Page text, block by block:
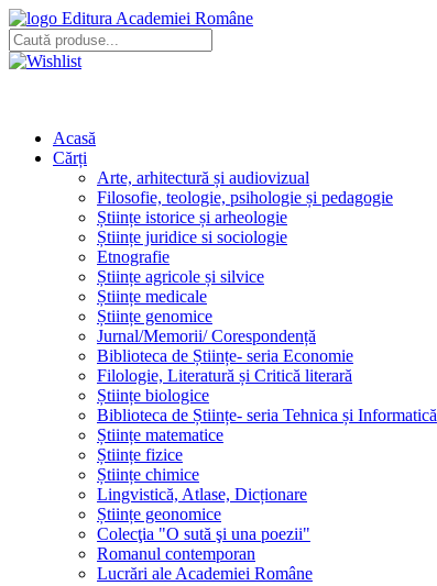
Editura Academiei Române
Acasă
Cărți
Arte, arhitectură și audiovizual
Filosofie, teologie, psihologie și pedagogie
Științe istorice și arheologie
Științe juridice si sociologie
Etnografie
Științe agricole și silvice
Științe medicale
Științe genomice
Jurnal/Memorii/ Corespondență
Biblioteca de Științe- seria Economie
Filologie, Literatură și Critică literară
Științe biologice
Biblioteca de Științe- seria Tehnica și Informatică
Științe matematice
Științe fizice
Științe chimice
Lingvistică, Atlase, Dicționare
Științe geonomice
Colecţia "O sută şi una poezii"
Romanul contemporan
Lucrări ale Academiei Române